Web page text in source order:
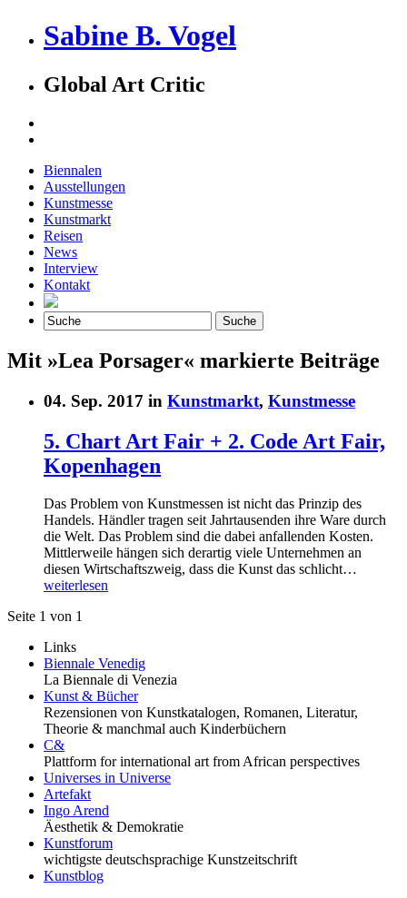
Sabine B. Vogel
Global Art Critic
Biennalen
Ausstellungen
Kunstmesse
Kunstmarkt
Reisen
News
Interview
Kontakt
Mit »Lea Porsager« markierte Beiträge
04. Sep. 2017 in Kunstmarkt, Kunstmesse
5. Chart Art Fair + 2. Code Art Fair,
Kopenhagen
Das Problem von Kunstmessen ist nicht das Prinzip des
Handels. Händler tragen seit Jahrtausenden ihre Ware durch
die Welt. Das Problem sind die dabei anfallenden Kosten.
Mittlerweile hängen sich derartig viele Unternehmen an
diesen Wirtschaftszweig, dass die Kunst das schlicht…
weiterlesen
Seite 1 von 1
Links
Biennale Venedig
La Biennale di Venezia
Kunst & Bücher
Rezensionen von Kunstkatalogen, Romanen, Literatur,
Theorie & manchmal auch Kinderbüchern
C&
Plattform for international art from African perspectives
Universes in Universe
Artefakt
Ingo Arend
Äesthetik & Demokratie
Kunstforum
wichtigste deutschsprachige Kunstzeitschrift
Kunstblog